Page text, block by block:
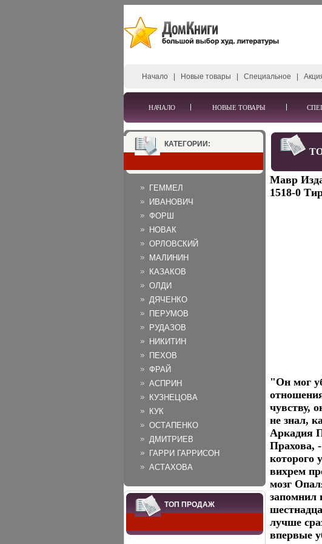
Начало Новые товары Специальное
НАЧАЛО НОВЫЕ ТОВАРЫ
КАТЕГОРИИ:
ГЕММЕЛ
ИВАНОВИЧ
ФОРШ
НОВАК
ОРЛОВСКИЙ
МАЛИНИН
КАЗАКОВ
ОЛДИ
ДЯЧЕНКО
ПЕРУМОВ
РУДАЗОВ
НИКИТИН
ПЕХОВ
ФРАЙ
АСПРИН
КУЗНЕЦОВА
КУК
ОСТАПЕНКО
ДМИТРИЕВ
ГАРРИ ГАРРИСОН
АСТАХОВА
ТОП ПРОДАЖ
Мавр
1518-0
"Он мог
чувству,
не знал,
Аркадия
Прахова,
которого
вихрем
мозг
запомнил
лучше
впервые